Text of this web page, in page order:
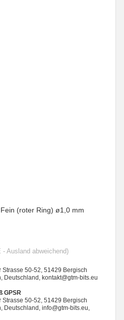
(roter Ring) ø1,0 mm
- Ausland abweichend)
Strasse 50-52, 51429 Bergisch
Deutschland, kontakt@gtm-bits.eu
GPSR
Strasse 50-52, 51429 Bergisch
Deutschland, info@gtm-bits.eu,